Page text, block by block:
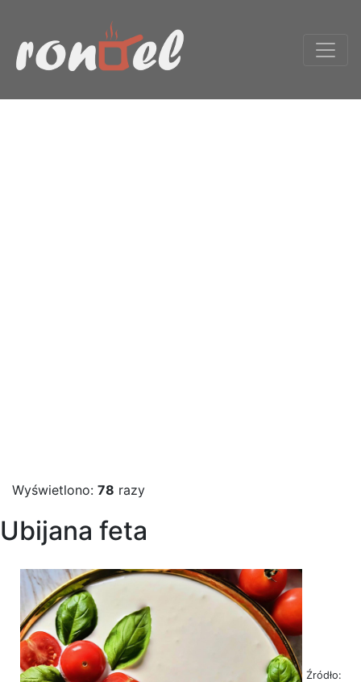
Wyświetlono: 78 razy
Ubijana feta
Źródło: